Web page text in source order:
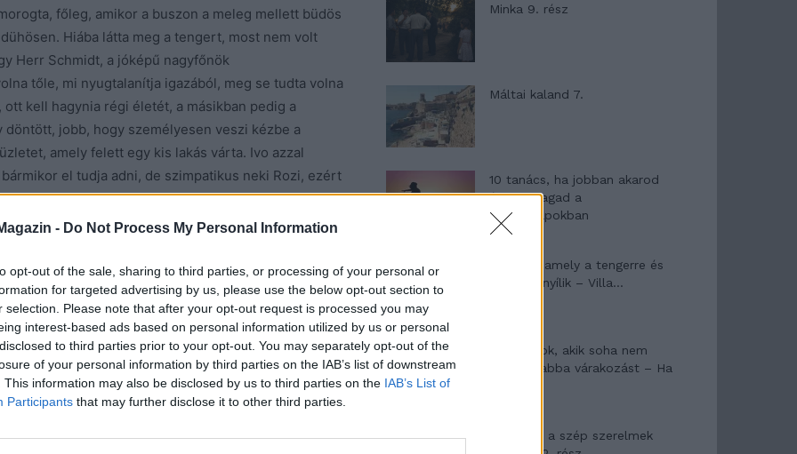
- Do Not Process My Personal Information
opt-out of the sale, sharing to third parties, or processing of your personal or
for targeted advertising by us, please use the below opt-out section to
selection. Please note that after your opt-out request is processed you may
interest-based ads based on personal information utilized by us or personal
to third parties prior to your opt-out. You may separately opt-out of the
of your personal information by third parties on the IAB’s list of downstream
This information may also be disclosed by us to third parties on the IAB’s List of
Participants that may further disclose it to other third parties.
főleg, amikor a buszon a meleg mellett büdös
Hiába látta meg a tengert, most nem volt
Herr Schmidt, a jóképű nagyfőnök
tőle, mi nyugtalanítja igazából, meg se tudta volna
kell hagynia régi életét, a másikban pedig a
jobb, hogy személyesen veszi kézbe a
amely felett egy kis lakás várta. Ivo azzal
el tudja adni, de szimpatikus neki Rozi, ezért
ahol szintén nagy volt a tömeg, és mire
mi ez, ha nem jel, morfondírozott magában, és
tegyen mást, csak beszívja a sós tengeri levegő
a könnyű tavaszi fuvallatot. Ez persze nem
se volt, sőt új szandálja igencsak törte a sarkát,
a Sheinről. Pláne, hogy a sarka egy kicsit
maga után vonszolva át akart gyalogolni a
egy csatornafedél lyukába, és annyira
Minka 9. rész
Máltai kaland 7.
10 tanács, ha jobban akarod
érezni magad a
hétköznapokban
Egy ház, amely a tengerre és
a fényre nyílik – Villa...
A családok, akik soha nem
hagyták abba várakozást – Ha
Panna és a szép szerelmek